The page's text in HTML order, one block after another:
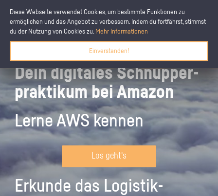
Diese Webseite verwendet Cookies, um bestimmte Funktionen zu
ermöglichen und das Angebot zu verbessern. Indem du fortfährst, stimmst
du der Nutzung von Cookies zu. Mehr Informationen
Einverstanden!
Dein digitales Schnupper­
praktikum bei Amazon
Lerne AWS kennen
Los geht's
Erkunde das Logistik­